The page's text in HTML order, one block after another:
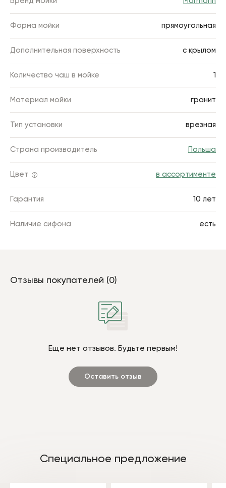
Форма мойки прямоугольная
Дополнительная поверхность с крылом
Количество чаш в мойке 1
Материал мойки гранит
Тип установки врезная
Страна производитель Польша
Цвет в ассортименте
Гарантия 10 лет
Наличие сифона есть
Отзывы покупателей (0)
Еще нет отзывов. Будьте первым!
Оставить отзыв
Специальное предложение